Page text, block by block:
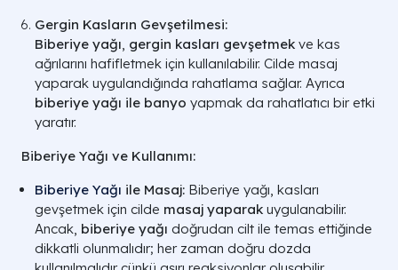
Gergin Kasların Gevşetilmesi:
Biberiye yağı, gergin kasları gevşetmek ve kas
ağrılarını hafifletmek için kullanılabilir. Cilde masaj
yaparak uygulandığında rahatlama sağlar. Ayrıca
biberiye yağı ile banyo yapmak da rahatlatıcı bir etki
yaratır.
Biberiye Yağı ve Kullanımı:
Biberiye Yağı ile Masaj: Biberiye yağı, kasları
gevşetmek için cilde masaj yaparak uygulanabilir.
Ancak, biberiye yağı doğrudan cilt ile temas ettiğinde
dikkatli olunmalıdır; her zaman doğru dozda